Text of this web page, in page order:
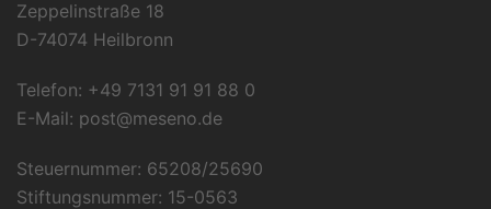
Zeppelinstraße 18
D-74074 Heilbronn
Telefon: +49 7131 91 91 88 0
E-Mail: post@meseno.de
Steuernummer: 65208/25690
Stiftungsnummer: 15-0563